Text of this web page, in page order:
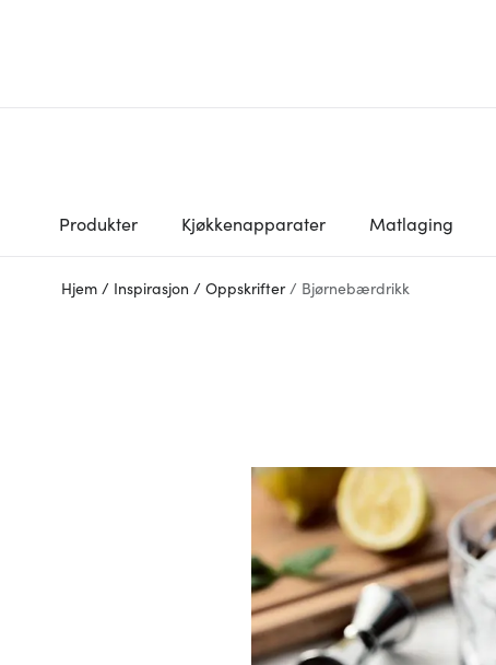
Produkter Kjøkkenapparater Matlaging
Hjem / Inspirasjon / Oppskrifter / Bjørnebærdrikk